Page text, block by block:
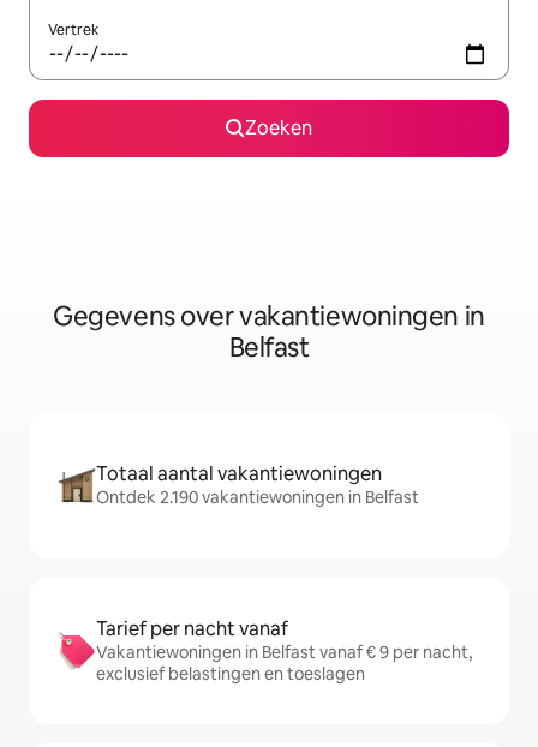
Vertrek
Zoeken
Gegevens over vakantiewoningen in
Belfast
Totaal aantal vakantiewoningen
Ontdek 2.190 vakantiewoningen in Belfast
Tarief per nacht vanaf
Vakantiewoningen in Belfast vanaf € 9 per nacht,
exclusief belastingen en toeslagen